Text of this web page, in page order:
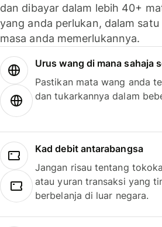
dan dibayar dalam lebih 40+
yang anda perlukan, dalam
masa anda memerlukannya.
Urus wang di mana sahaja
Pastikan mata wang anda
dan tukarkannya dalam
Kad debit antarabangsa
Jangan risau tentang
atau yuran transaksi yang
berbelanja di luar negara.